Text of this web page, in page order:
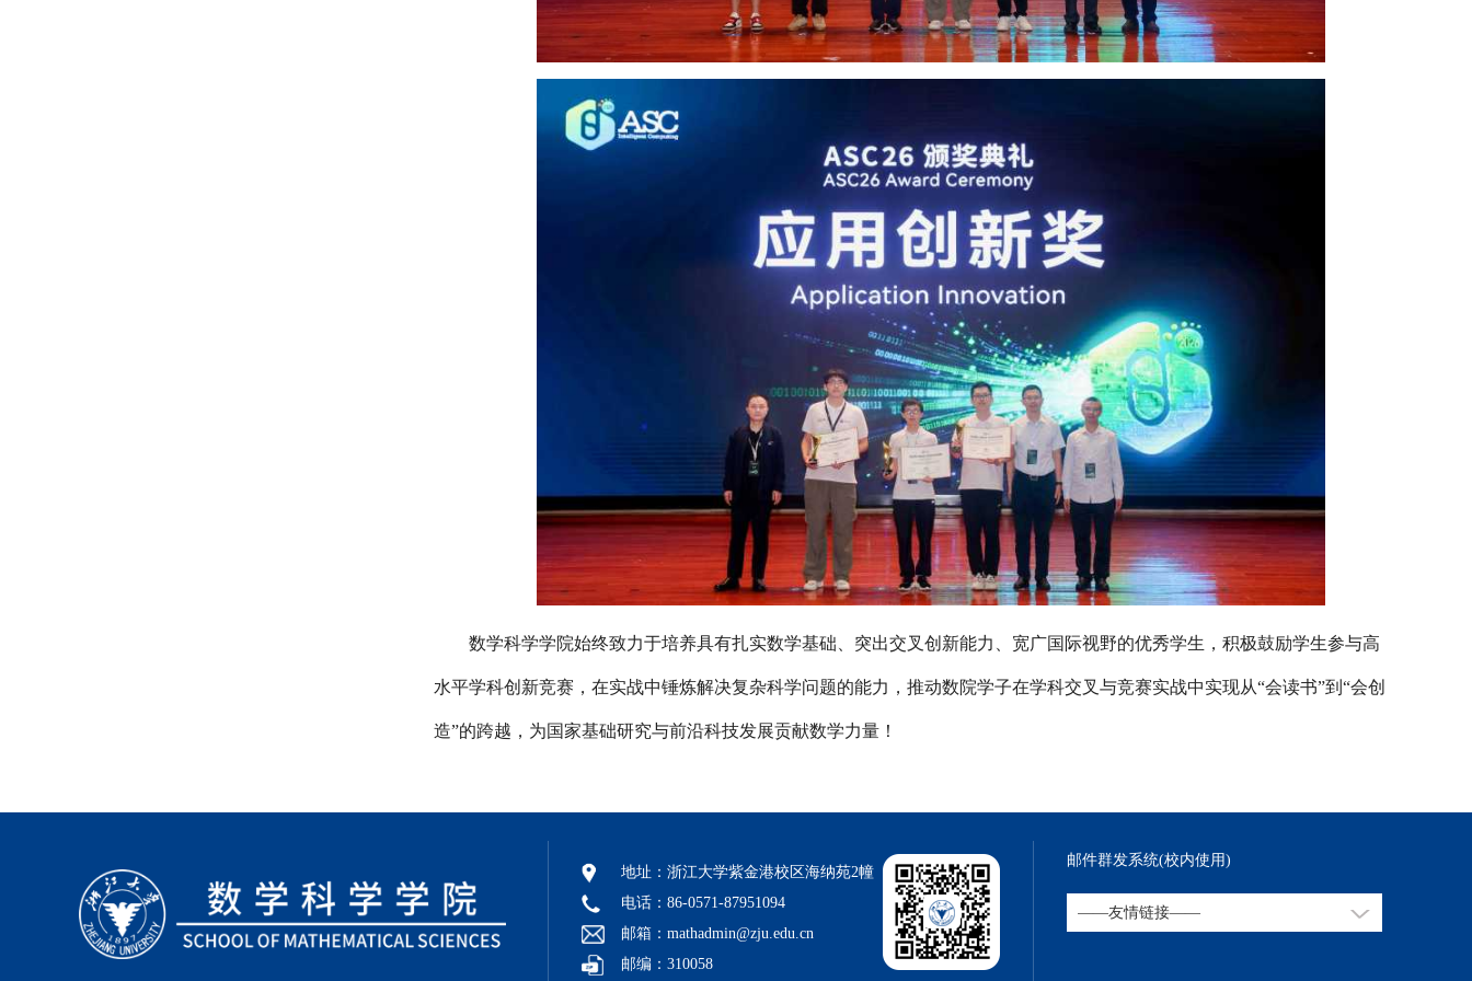
数学科学学院始终致力于培养具有扎实数学基础、突出交叉创新能力、宽广国际视野的优秀学生，积极鼓励学生参与高
水平学科创新竞赛 ，在实战中锤炼解决复杂科学问题的能力，推动数院学子在学科交叉与竞赛实战中实现从“会读书”到“会创
造”的跨越，为国家基础研究与前沿科技发展贡献数学力量！
地址：浙江大学紫金港校区海纳苑2幢
电话：86-0571-87951094
邮箱：mathadmin@zju.edu.cn
邮编：310058
邮件群发系统(校内使用)